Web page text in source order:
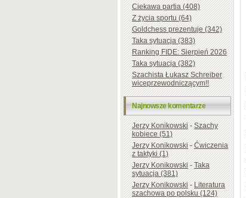
Ciekawa partia (408)
Z życia sportu (64)
Goldchess prezentuje (342)
Taka sytuacja (383)
Ranking FIDE: Sierpień 2026
Taka sytuacja (382)
Szachista Łukasz Schreiber
wiceprzewodniczącym!!
Najnowsze komentarze
Jerzy Konikowski-Szachy
kobiece (51)
Jerzy Konikowski-Ćwiczenia
z taktyki (1)
Jerzy Konikowski-Taka
sytuacja (381)
Jerzy Konikowski-Literatura
szachowa po polsku (124)